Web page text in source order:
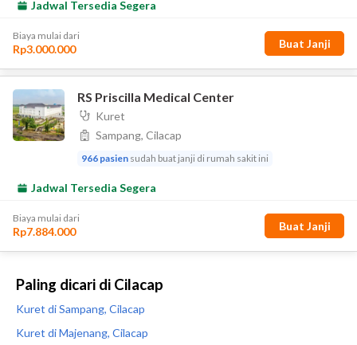
Paling dicari di Cilacap
Kuret di Sampang, Cilacap
Kuret di Majenang, Cilacap